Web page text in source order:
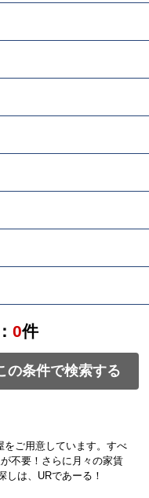
0件
の条件で検索する
をご用意しています。すべ
不要！さらに月々の家賃
しは、URであーる！